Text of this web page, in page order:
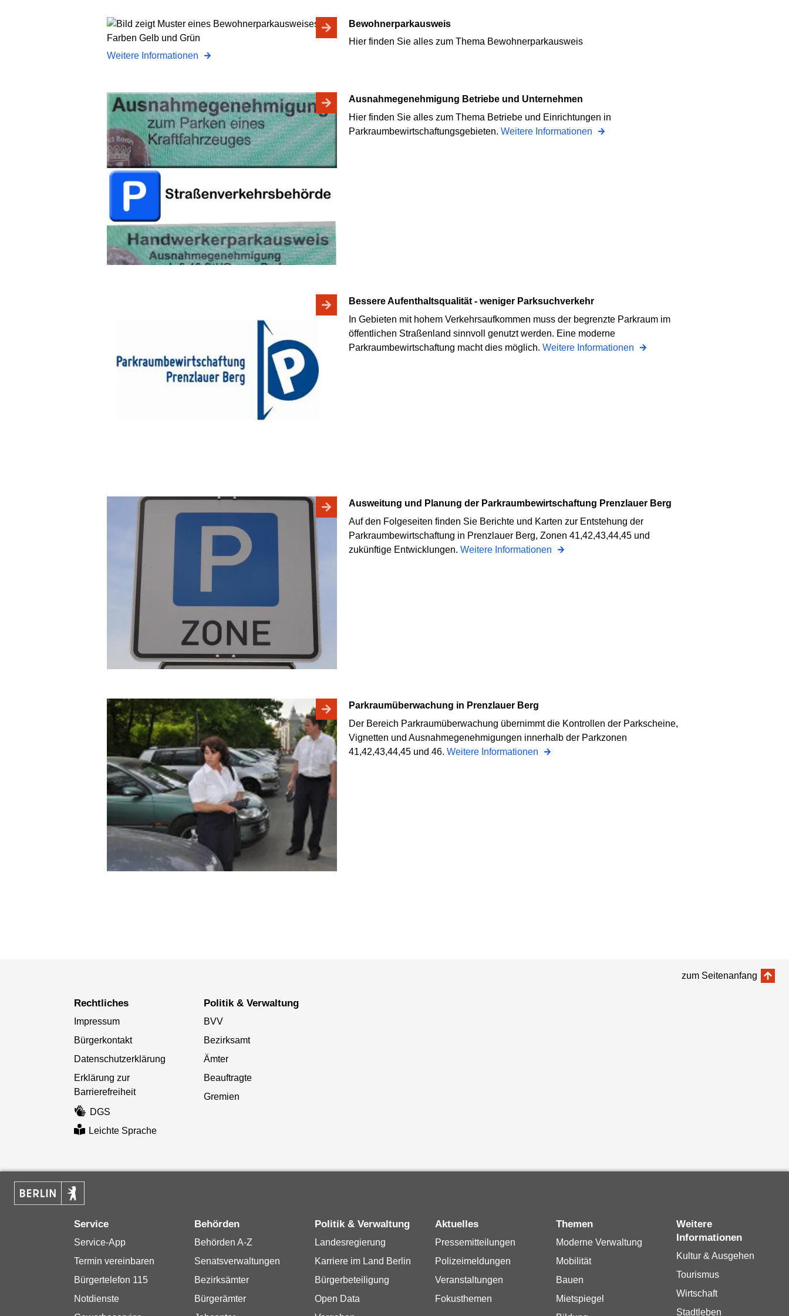
Bewohnerparkausweis
Hier finden Sie alles zum Thema Bewohnerparkausweis
Weitere Informationen
Ausnahmegenehmigung Betriebe und Unternehmen
Hier finden Sie alles zum Thema Betriebe und Einrichtungen in
Parkraumbewirtschaftungsgebieten. Weitere Informationen
Bessere Aufenthaltsqualität - weniger Parksuchverkehr
In Gebieten mit hohem Verkehrsaufkommen muss der begrenzte Parkraum im
öffentlichen Straßenland sinnvoll genutzt werden. Eine moderne
Parkraumbewirtschaftung macht dies möglich. Weitere Informationen
Ausweitung und Planung der Parkraumbewirtschaftung Prenzlauer Berg
Auf den Folgeseiten finden Sie Berichte und Karten zur Entstehung der
Parkraumbewirtschaftung in Prenzlauer Berg, Zonen 41,42,43,44,45 und
zukünftige Entwicklungen. Weitere Informationen
Parkraumüberwachung in Prenzlauer Berg
Der Bereich Parkraumüberwachung übernimmt die Kontrollen der Parkscheine,
Vignetten und Ausnahmegenehmigungen innerhalb der Parkzonen
41,42,43,44,45 und 46. Weitere Informationen
zum Seitenanfang
Rechtliches
Impressum
Bürgerkontakt
Datenschutzerklärung
Erklärung zur
Barrierefreiheit
DGS
Leichte Sprache
Politik & Verwaltung
BVV
Bezirksamt
Ämter
Beauftragte
Gremien
Service
Service-App
Termin vereinbaren
Bürgertelefon 115
Notdienste
Behörden
Behörden A-Z
Senatsverwaltungen
Bezirksämter
Bürgerämter
Politik & Verwaltung
Landesregierung
Karriere im Land Berlin
Bürgerbeteiligung
Open Data
Aktuelles
Pressemitteilungen
Polizeimeldungen
Veranstaltungen
Fokusthemen
Themen
Moderne Verwaltung
Mobilität
Bauen
Mietspiegel
Weitere
Informationen
Kultur & Ausgehen
Tourismus
Wirtschaft
Stadtleben